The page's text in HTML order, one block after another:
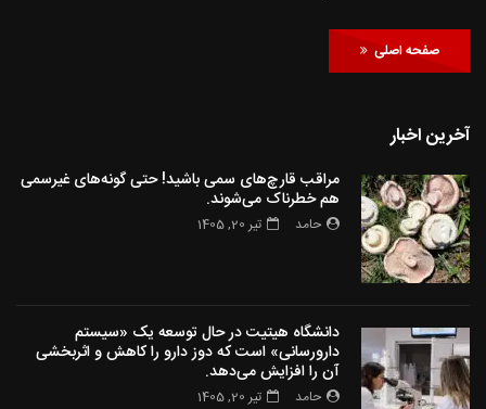
صفحه اصلی
آخرین اخبار
مراقب قارچ‌های سمی باشید! حتی گونه‌های غیرسمی
هم خطرناک می‌شوند.
حامد تیر 20, 1405
دانشگاه هیتیت در حال توسعه یک «سیستم
دارورسانی» است که دوز دارو را کاهش و اثربخشی
آن را افزایش می‌دهد.
حامد تیر 20, 1405